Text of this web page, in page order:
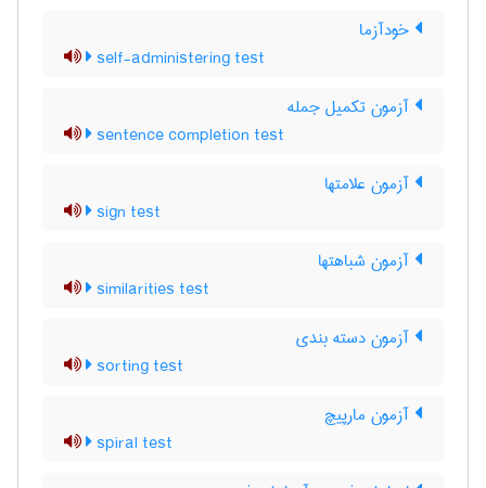
خودآزما
self-administering test
آزمون تکمیل جمله
sentence completion test
آزمون علامتها
sign test
آزمون شباهتها
similarities test
آزمون دسته بندی
sorting test
آزمون مارپیچ
spiral test